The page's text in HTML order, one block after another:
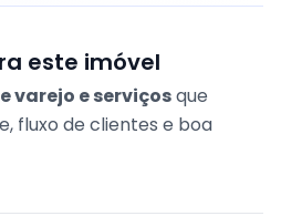
este imóvel
varejo e serviçosque
fluxo de clientes e boa